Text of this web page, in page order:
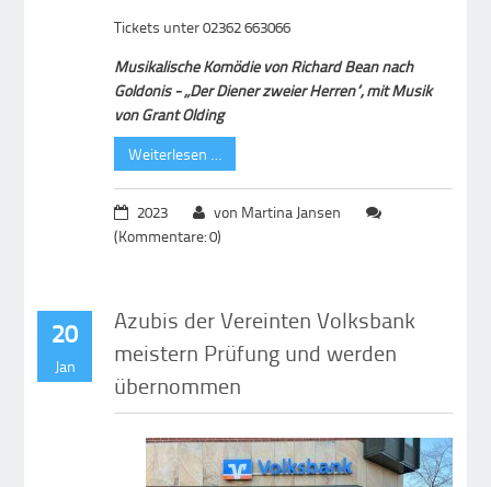
Tickets unter 02362 663066
Musikalische Komödie von Richard Bean nach
Goldonis - „Der Diener zweier Herren“, mit Musik
von Grant Olding
Weiterlesen …
2023
von Martina Jansen
(Kommentare: 0)
20
Jan
Azubis der Vereinten Volksbank
meistern Prüfung und werden
übernommen